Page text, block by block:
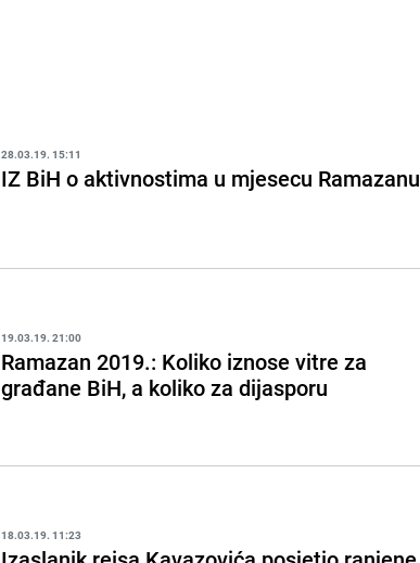
28.03.19. 15:11
IZ BiH o aktivnostima u mjesecu Ramazanu
19.03.19. 21:00
Ramazan 2019.: Koliko iznose vitre za
građane BiH, a koliko za dijasporu
18.03.19. 11:23